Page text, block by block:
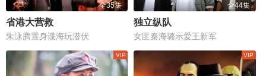
全35集
省港大营救
朱泳腾置身谍海玩潜伏
全44集
独立纵队
女匪秦海璐示爱王新军